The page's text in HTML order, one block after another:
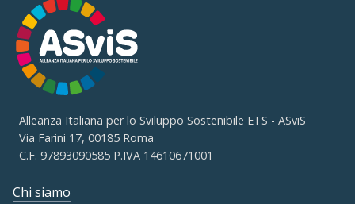
Alleanza Italiana per lo Sviluppo Sostenibile ETS - ASviS
Via Farini 17, 00185 Roma
C.F. 97893090585 P.IVA 14610671001
Chi siamo